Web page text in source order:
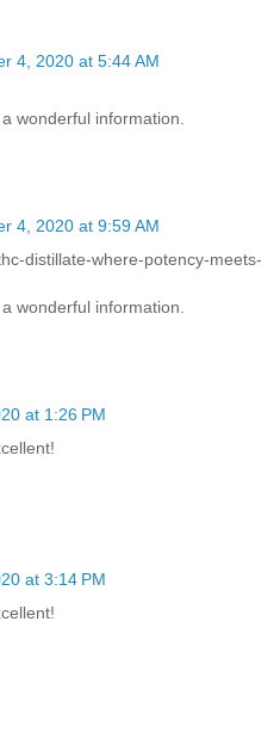
4, 2020 at 5:44 AM
wonderful information.
4, 2020 at 9:59 AM
distillate-where-potency-meets-
wonderful information.
at 1:26 PM
at 3:14 PM